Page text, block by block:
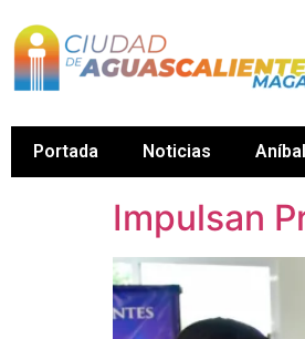
Portada Noticias
Impulsan